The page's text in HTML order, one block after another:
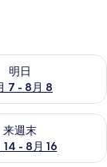
明日
7 - 8月 8
月 8 の空室状況
来週末
14 - 8月 16
- 8月 16 の空室